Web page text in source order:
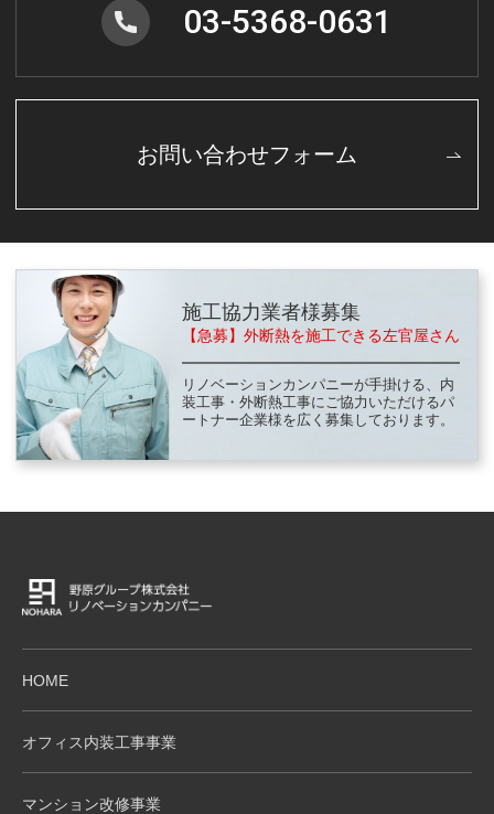
03-5368-0631
お問い合わせフォーム
施工協力業者様募集
【急募】外断熱を施工できる左官屋さん
リノベーションカンパニーが手掛ける、内
装工事・外断熱工事に ご協力いただけるパ
ートナー企業様を広く募集しております。
HOME
オフィス内装工事事業
マンション改修事業